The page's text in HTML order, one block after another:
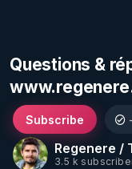
Questions &
Regenere /
3.5 k
Subscribe